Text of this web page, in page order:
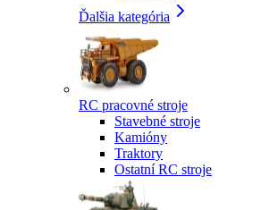
Ďalšia kategória
RC pracovné stroje
Stavebné stroje
Kamióny
Traktory
Ostatní RC stroje